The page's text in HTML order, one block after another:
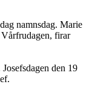
namnsdag. Marie
Vårfrudagen, firar
den 19